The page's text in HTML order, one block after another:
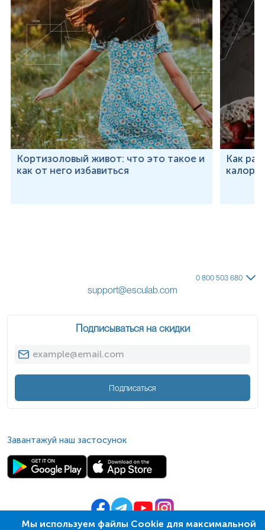
Кортизоловый живот: что это такое и
как от него избавиться
Как
Мы используем файлы Cookie для максимальной
0 800 503 680
support@esculab.com
Подписываться на скидки
Подписаться
Завантажуй наш застосунок